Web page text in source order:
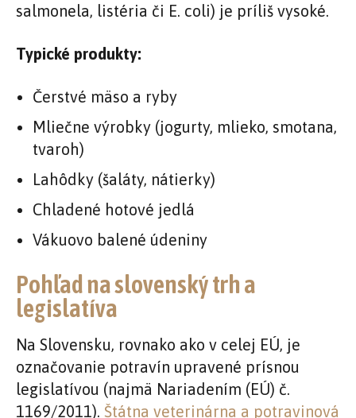
salmonela, listéria či E. coli) je príliš vysoké.
Typické produkty:
Čerstvé mäso a ryby
Mliečne výrobky (jogurty, mlieko, smotana,
tvaroh)
Lahôdky (šaláty, nátierky)
Chladené hotové jedlá
Vákuovo balené údeniny
Pohľad na slovenský trh a
legislatíva
Na Slovensku, rovnako ako v celej EÚ, je
označovanie potravín upravené prísnou
legislatívou (najmä Nariadením (EÚ) č.
1169/2011). Štátna veterinárna a potravinová